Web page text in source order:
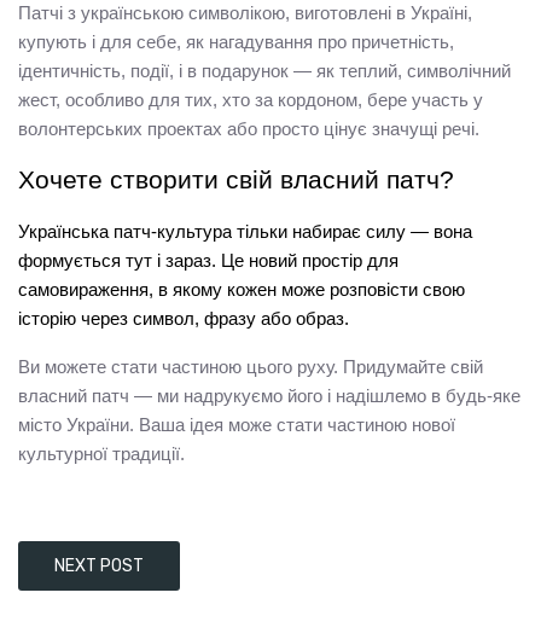
Патчі з українською символікою, виготовлені в Україні,
купують і для себе, як нагадування про причетність,
ідентичність, події, і в подарунок — як теплий, символічний
жест, особливо для тих, хто за кордоном, бере участь у
волонтерських проектах або просто цінує значущі речі.
Хочете створити свій власний патч?
Українська патч-культура тільки набирає силу — вона
формується тут і зараз. Це новий простір для
самовираження, в якому кожен може розповісти свою
історію через символ, фразу або образ.
Ви можете стати частиною цього руху. Придумайте свій
власний патч — ми надрукуємо його і надішлемо в будь-яке
місто України. Ваша ідея може стати частиною нової
культурної традиції.
NEXT POST